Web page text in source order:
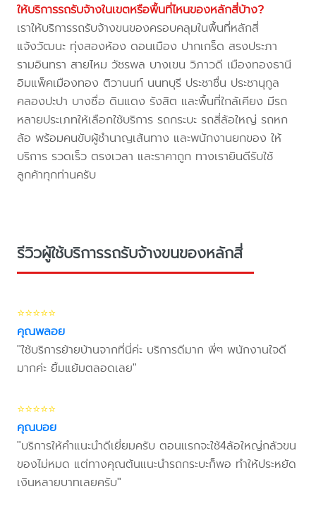
ให้บริการรถรับจ้างในเขตหรือพื้นที่ไหนของหลักสี่บ้าง?
เราให้บริการรถรับจ้างขนของครอบคลุมในพื้นที่หลักสี่
แจ้งวัฒนะ ทุ่งสองห้อง ดอนเมือง ปากเกร็ด สรงประภา
รามอินทรา สายไหม วัชรพล บางเขน วิภาวดี เมืองทองธานี
อิมแพ็คเมืองทอง ติวานนท์ นนทบุรี ประชาชื่น ประชานุกูล
คลองปะปา บางซื่อ ดินแดง รังสิต และพื้นที่ใกล้เคียง มีรถ
หลายประเภทให้เลือกใช้บริการ รถกระบะ รถสี่ล้อใหญ่ รถหก
ล้อ พร้อมคนขับผู้ชำนาญเส้นทาง และพนักงานยกของ ให้
บริการ รวดเร็ว ตรงเวลา และราคาถูก ทางเรายินดีรับใช้
ลูกค้าทุกท่านครับ
รีวิวผู้ใช้บริการรถรับจ้างขนของหลักสี่
⭐⭐⭐⭐⭐
คุณพลอย
"ใช้บริการย้ายบ้านจากที่นี่ค่ะ บริการดีมาก พี่ๆ พนักงานใจดี
มากค่ะ ยิ้มแย้มตลอดเลย"
⭐⭐⭐⭐⭐
คุณบอย
"บริการให้คำแนะนำดีเยี่ยมครับ ตอนแรกจะใช้4ล้อใหญ่กลัวขน
ของไม่หมด แต่ทางคุณต้นแนะนำรถกระบะก็พอ ทำให้ประหยัด
เงินหลายบาทเลยครับ"